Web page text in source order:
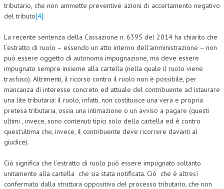
tributario, che non ammette preventive azioni di accertamento negativo
del tributo[4].
La recente sentenza della Cassazione n. 6395 del 2014 ha chiarito che
l’estratto di ruolo – essendo un atto interno dell’amministrazione – non
può essere oggetto di autonoma impugnazione, ma deve essere
impugnato sempre insieme alla cartella (nella quale il ruolo viene
trasfuso). Altrimenti, il ricorso contro il ruolo non è possibile, per
mancanza di interesse concreto ed attuale del contribuente ad istaurare
una lite tributaria: il ruolo, infatti, non costituisce una vera e propria
pretesa tributaria, ossia una intimazione o un avviso a pagare (questi
ultimi , invece, sono contenuti tipici solo della cartella ed è contro
quest’ultima che, invece, il contribuente deve ricorrere davanti al
giudice).
Ciò significa che l’estratto di ruolo può essere impugnato soltanto
unitamente alla cartella che sia stata notificata. Ciò che è altresì
confermato dalla struttura oppositiva del processo tributario, che non